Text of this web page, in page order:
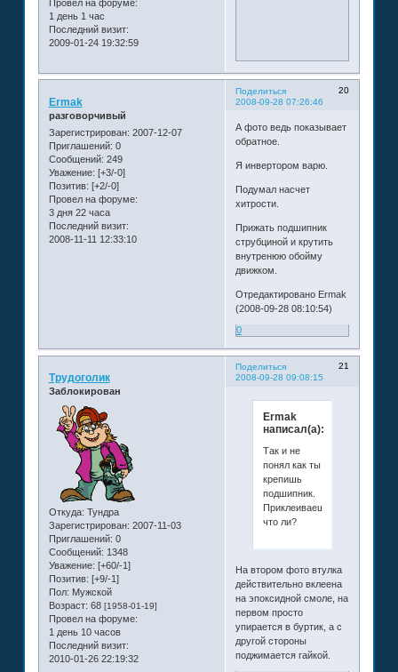
Провел на форуме:
1 день 1 час
Последний визит:
2009-01-24 19:32:59
Поделиться
20
2008-09-28 07:26:46
Ermak
разговорчивый
Зарегистрирован: 2007-12-07
Приглашений: 0
Сообщений: 249
Уважение: [+3/-0]
Позитив: [+2/-0]
Провел на форуме:
3 дня 22 часа
Последний визит:
2008-11-11 12:33:10
А фото ведь показывает
обратное.
Я инвертором варю.
Подумал насчет
хитрости.
Прижать подшипник
струбциной и крутить
внутренюю обойму
движком.
Отредактировано Ermak
(2008-09-28 08:10:54)
0
Поделиться
21
2008-09-28 09:08:15
Трудоголик
Заблокирован
Откуда: Тундра
Зарегистрирован: 2007-11-03
Приглашений: 0
Сообщений: 1348
Уважение: [+60/-1]
Позитив: [+9/-1]
Пол: Мужской
Возраст: 68 [1958-01-19]
Провел на форуме:
1 день 10 часов
Последний визит:
2010-01-26 22:19:32
Ermak
написал(а):
Так и не
понял как ты
крепишь
подшипник.
Приклеиваешь
что ли?
На втором фото втулка
действительно вклеена
на эпоксидной смоле, на
первом просто
упирается в буртик, а с
другой стороны
поджимается гайкой.